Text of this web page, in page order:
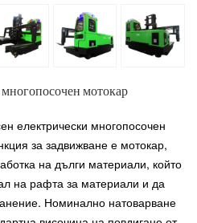
мотокар
електрически многопосочен
за задвижване е мотокар,
на дълги материали, който
на рафта за материали и да
Номинално натоварване